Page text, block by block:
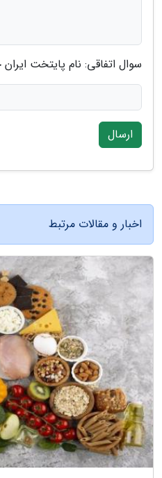
سوال اتفاقی: نام پایتخت
ارسال
اخبار و مقالات مرتبط